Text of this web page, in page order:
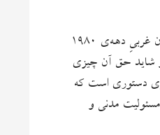
بااین‌همه آن‌چه هانس شویرر، این فرماندار معترض و مردمی را، به یک چهره‌ی نمادینِ مردم‌گرا در آلمان غربیِ دهه‌ی ۱۹۸۰
شاید حق آن چیزی
دستوری است که
مسئولیت مدنی و